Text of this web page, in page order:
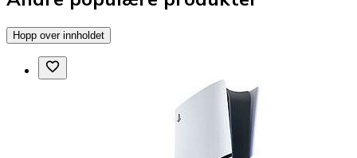
Hopp over innholdet